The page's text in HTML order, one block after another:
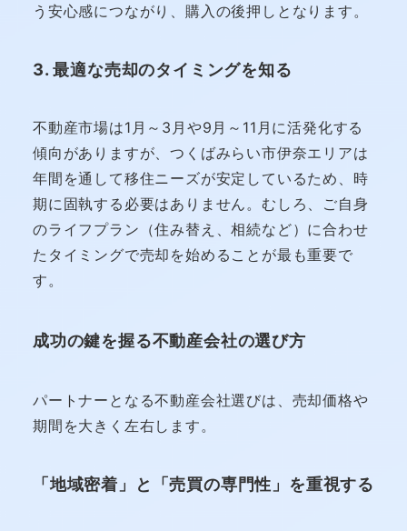
う安心感につながり、購入の後押しとなります。
3. 最適な売却のタイミングを知る
不動産市場は1月～3月や9月～11月に活発化する
傾向がありますが、つくばみらい市伊奈エリアは
年間を通して移住ニーズが安定しているため、時
期に固執する必要はありません。むしろ、ご自身
のライフプラン（住み替え、相続など）に合わせ
たタイミングで売却を始めることが最も重要で
す。
成功の鍵を握る不動産会社の選び方
パートナーとなる不動産会社選びは、売却価格や
期間を大きく左右します。
「地域密着」と「売買の専門性」を重視する